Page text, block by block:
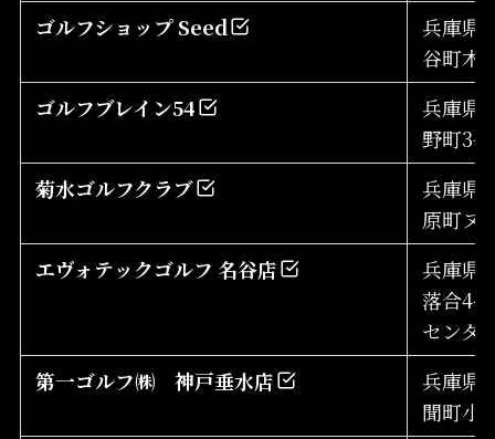
ゴルフショップ Seed
兵庫県
谷町木
ゴルフブレイン54
兵庫県
野町3-
菊水ゴルフクラブ
兵庫県
原町ヌ
エヴォテックゴルフ 名谷店
兵庫県
落合4-
センタ
第一ゴルフ㈱ 神戸垂水店
兵庫県
聞町小